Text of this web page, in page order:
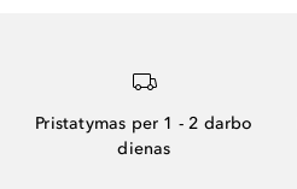
Pristatymas per 1 - 2 darbo
dienas